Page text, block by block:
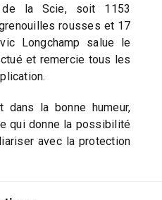
de la Scie, soit 1153
rousses et 17
Longchamp salue le
et remercie tous les
la bonne humeur,
qui donne la possibilité
avec la protection